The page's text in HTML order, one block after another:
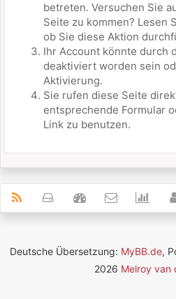
betreten. Versuchen Sie
Seite zu kommen? Lesen
ob Sie diese Aktion
Ihr Account könnte durch
deaktiviert worden sein
Aktivierung.
Sie rufen diese Seite
entsprechende Formular
Link zu benutzen.
Deutsche Übersetzung: MyBB.de,
2026 Melroy van